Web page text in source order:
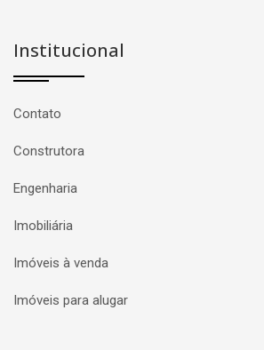
Institucional
Contato
Construtora
Engenharia
Imobiliária
Imóveis à venda
Imóveis para alugar